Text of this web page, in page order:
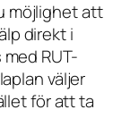
möjlighet att
direkt i
RUT-
väljer
för att ta